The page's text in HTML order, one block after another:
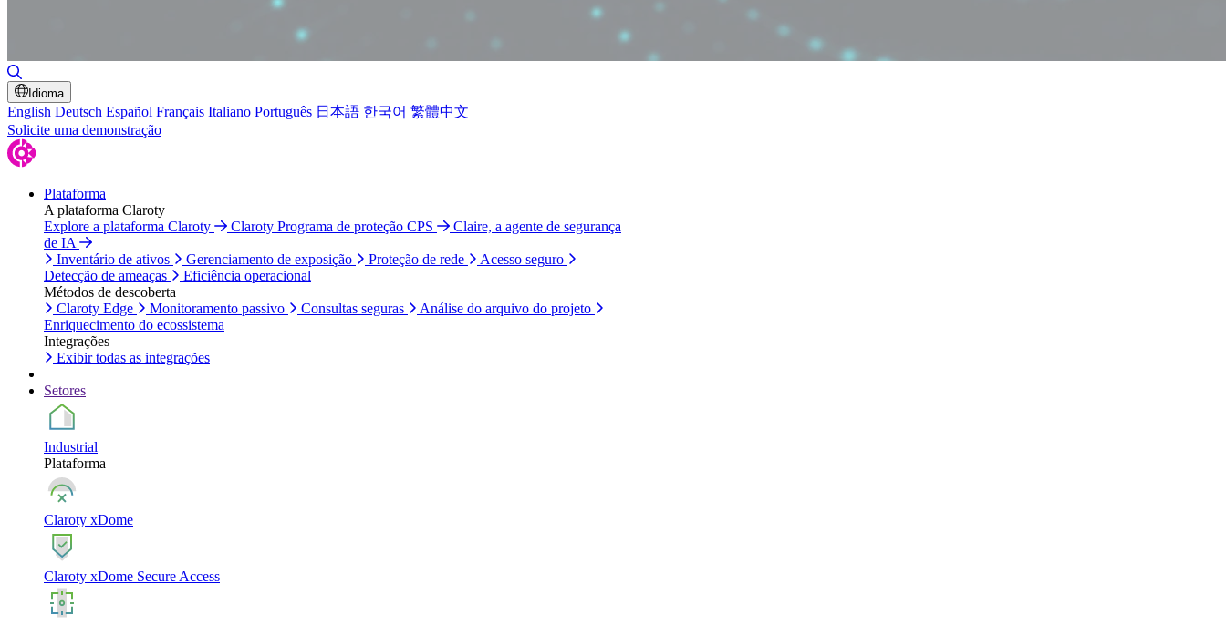
Idioma
English Deutsch Español Français Italiano Português 日本語 한국어 繁體中文
Solicite uma demonstração
Plataforma
A plataforma Claroty
Explore a plataforma Claroty
Claroty Programa de proteção CPS
Claire, a agente de segurança
de IA
Inventário de ativos
Gerenciamento de exposição Proteção de rede
Acesso seguro
Detecção de ameaças
Eficiência operacional
Métodos de descoberta
Claroty Edge
Monitoramento passivo Consultas seguras
Análise do arquivo do projeto
Enriquecimento do ecossistema
Integrações
Exibir todas as integrações
Setores
Industrial
Plataforma
Claroty xDome
Claroty xDome Secure Access